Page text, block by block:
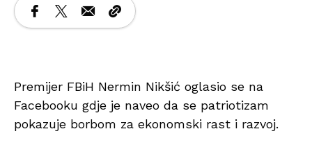
Premijer FBiH Nermin Nikšić oglasio se na
Facebooku gdje je naveo da se patriotizam
pokazuje borbom za ekonomski rast i razvoj.